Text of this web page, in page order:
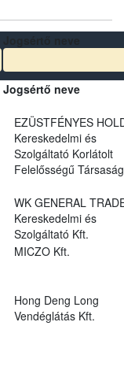
Jogsértő neve
EZÜSTFÉNYES
Kereskedelmi és
Szolgáltató Korlátolt
Felelősségű Társaság
WK GENERAL
Kereskedelmi és
Szolgáltató Kft.
MICZO Kft.
Hong Deng Long
Vendéglátás Kft.